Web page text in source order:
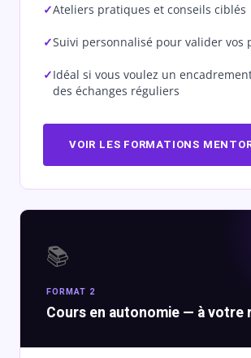
Ateliers pratiques et conseils ciblés
Suivi personnalisé pour valider vos
Idéal si vous voulez un
des échanges réguliers
VOIR LES FORMATIONS
📚
FORMAT 2
Cours en autonomie — à votre